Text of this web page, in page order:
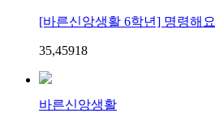
[바른신앙생활 6학년] 명령해요
35,45918
바른신앙생활